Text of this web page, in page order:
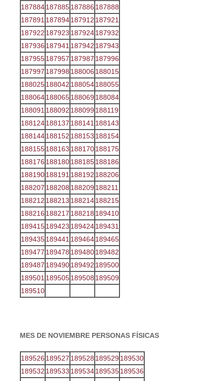
187884187885187886 187888
187891 187894187912 187921
187922 187923 187924187932
187936 187941 187942 187943
187955187957 187987 187996
187997 187998 188006 188015
188025188042 188054188055
188064188065188069188084
188091 188092 188099188119
188124188137 188141 188143
188144188152 188153 188154
188155188163 188170188175
188176 188180188185188186
188190188191 188192 188206
188207 188208 188209188211
188212 188213 188214188215
188216 188217 188218 189410
189415189423 189424189431
189435189441 189464189465
189477 189478 189480189482
189487 189490189492 189500
189501 189505189508 189509
189510
MES DE NOVIEMBRE PERSONAS FÍSICAS
189526 189527 189528 189529189530
189532 189533 189534189535189536